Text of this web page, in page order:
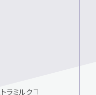
ラミルク